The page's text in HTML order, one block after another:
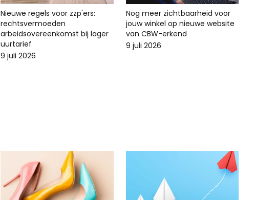
Nieuwe regels voor zzp'ers:
rechtsvermoeden
arbeidsovereenkomst bij lager
uurtarief
9 juli 2026
Nog meer zichtbaarheid voor
jouw winkel op nieuwe website
van CBW-erkend
9 juli 2026